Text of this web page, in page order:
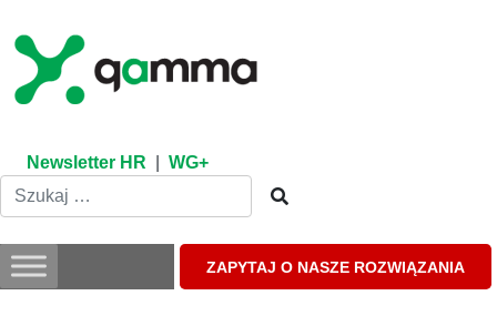
content
Newsletter HR WG+
ZAPYTAJ O NASZE ROZWIĄZANIA